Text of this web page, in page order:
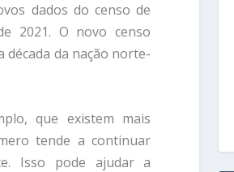
dados do censo de
2021. O novo censo
década da nação norte-
que existem mais
tende a continuar
Isso pode ajudar a